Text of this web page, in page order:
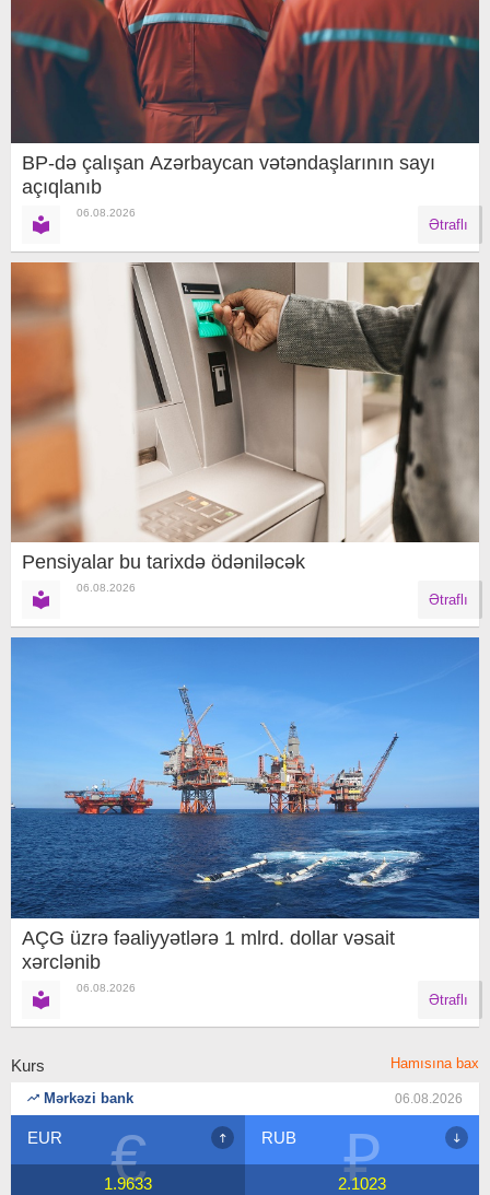
BP-də çalışan Azərbaycan vətəndaşlarının sayı
açıqlanıb
06.08.2026
Ətraflı
Pensiyalar bu tarixdə ödəniləcək
06.08.2026
Ətraflı
AÇG üzrə fəaliyyətlərə 1 mlrd. dollar vəsait
xərclənib
06.08.2026
Ətraflı
Kurs Hamısına bax
Mərkəzi bank 06.08.2026
₽
RUB
2.1023 $
USD
1.7